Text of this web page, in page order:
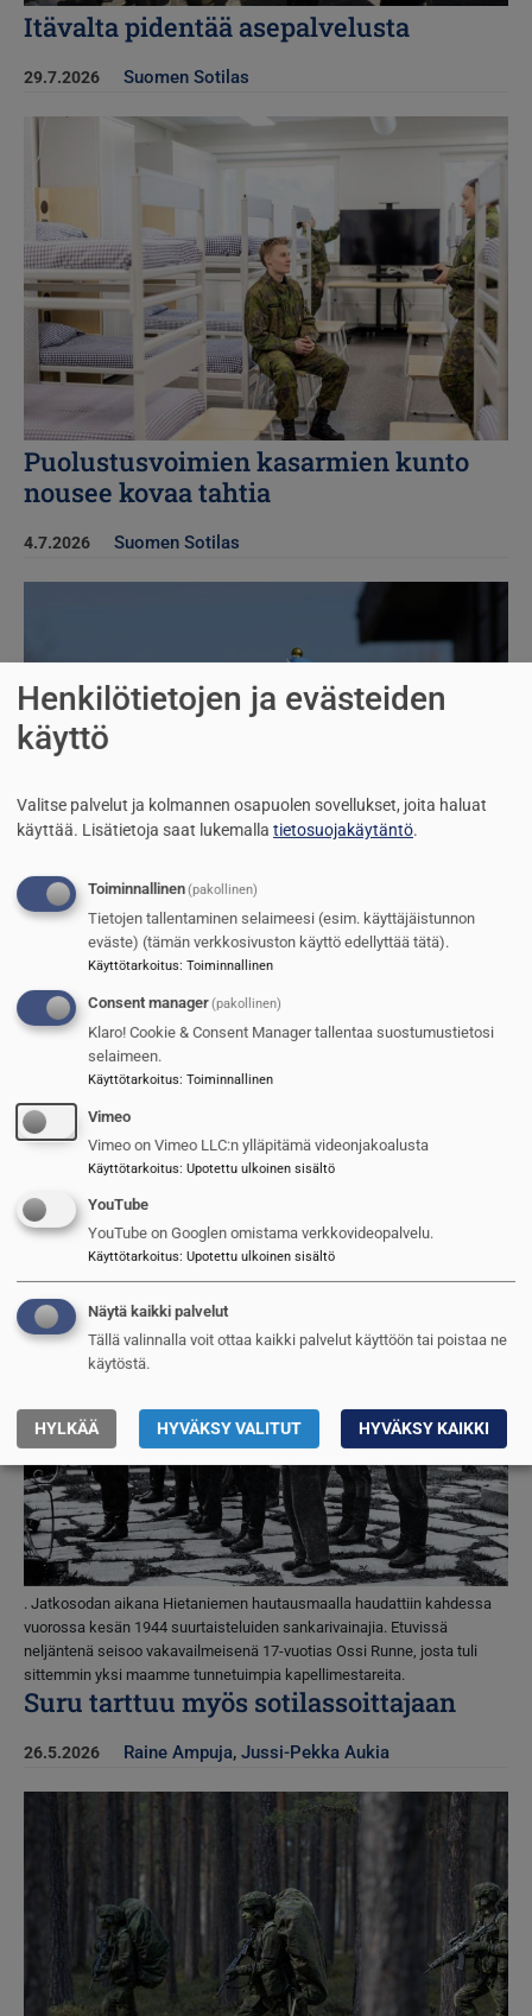
Itävalta pidentää asepalvelusta
29.7.2026 Suomen Sotilas
Puolustusvoimien kasarmien kunto
nousee kovaa tahtia
4.7.2026 Suomen Sotilas
Tämä analyysi kannattaa lukea:
Ukrainan sodan opetukset ja
tulevaisuuden sota
28.5.2026 Pekka Parkatti
. Jatkosodan aikana Hietaniemen hautausmaalla haudattiin kahdessa
vuorossa kesän 1944 suurtaisteluiden sankarivainajia. Etuvissä
neljäntenä seisoo vakavailmeisenä 17-vuotias Ossi Runne, josta tuli
sittemmin yksi maamme tunnetuimpia kapellimestareita.
Suru tarttuu myös sotilassoittajaan
26.5.2026 Raine Ampuja, Jussi-Pekka Aukia
Henkilötietojen ja evästeiden
käyttö
Valitse palvelut ja kolmannen osapuolen sovellukset, joita haluat
käyttää. Lisätietoja saat lukemalla tietosuojakäytäntö.
Toiminnallinen(pakollinen)
Tietojen tallentaminen selaimeesi (esim. käyttäjäistunnon
eväste) (tämän verkkosivuston käyttö edellyttää tätä).
Käyttötarkoitus: Toiminnallinen
Consent manager(pakollinen)
Klaro! Cookie & Consent Manager tallentaa suostumustietosi
selaimeen.
Käyttötarkoitus: Toiminnallinen
Vimeo
Vimeo on Vimeo LLC:n ylläpitämä videonjakoalusta
Käyttötarkoitus: Upotettu ulkoinen sisältö
YouTube
YouTube on Googlen omistama verkkovideopalvelu.
Käyttötarkoitus: Upotettu ulkoinen sisältö
Näytä kaikki palvelut
Tällä valinnalla voit ottaa kaikki palvelut käyttöön tai poistaa ne
käytöstä.
HYLKÄÄ HYVÄKSY VALITUT HYVÄKSY KAIKKI